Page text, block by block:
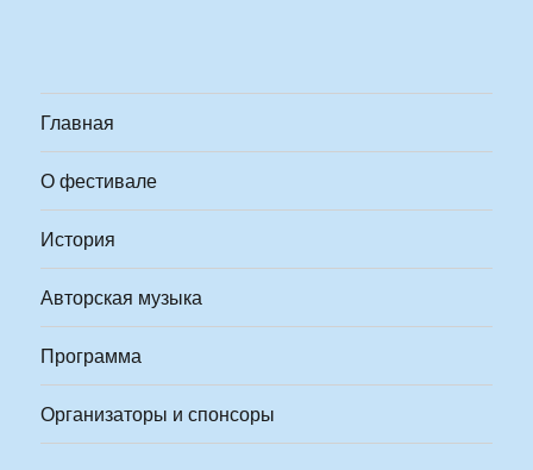
Главная
О фестивале
История
Авторская музыка
Программа
Организаторы и спонсоры